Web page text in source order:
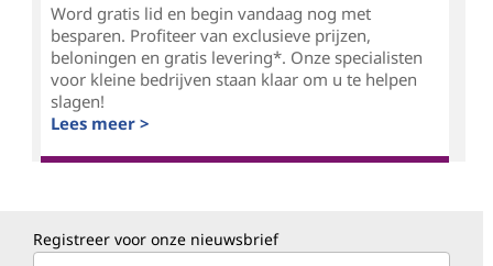
Word gratis lid en begin vandaag nog met
besparen. Profiteer van exclusieve prijzen,
beloningen en gratis levering*. Onze specialisten
voor kleine bedrijven staan klaar om u te helpen
slagen!
Lees meer >
Registreer voor onze nieuwsbrief